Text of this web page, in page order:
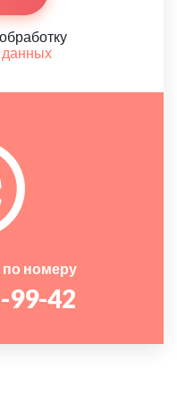
по номеру
99-42